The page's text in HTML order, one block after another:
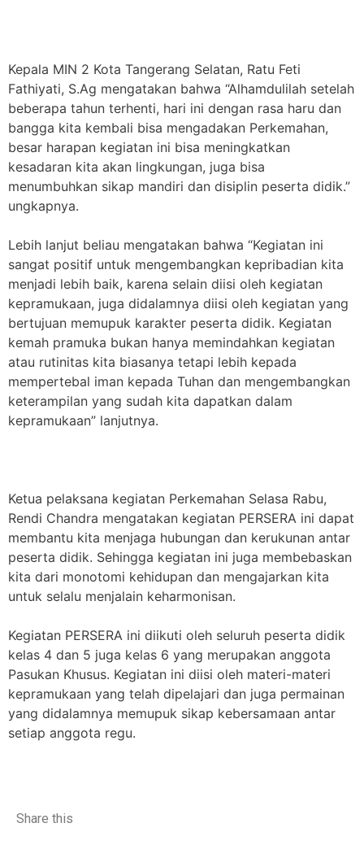
Kepala MIN 2 Kota Tangerang Selatan, Ratu Feti
Fathiyati, S.Ag mengatakan bahwa “Alhamdulilah setelah
beberapa tahun terhenti, hari ini dengan rasa haru dan
bangga kita kembali bisa mengadakan Perkemahan,
besar harapan kegiatan ini bisa meningkatkan
kesadaran kita akan lingkungan, juga bisa
menumbuhkan sikap mandiri dan disiplin peserta didik.”
ungkapnya.
Lebih lanjut beliau mengatakan bahwa “Kegiatan ini
sangat positif untuk mengembangkan kepribadian kita
menjadi lebih baik, karena selain diisi oleh kegiatan
kepramukaan, juga didalamnya diisi oleh kegiatan yang
bertujuan memupuk karakter peserta didik. Kegiatan
kemah pramuka bukan hanya memindahkan kegiatan
atau rutinitas kita biasanya tetapi lebih kepada
mempertebal iman kepada Tuhan dan mengembangkan
keterampilan yang sudah kita dapatkan dalam
kepramukaan” lanjutnya.
Ketua pelaksana kegiatan Perkemahan Selasa Rabu,
Rendi Chandra mengatakan kegiatan PERSERA ini dapat
membantu kita menjaga hubungan dan kerukunan antar
peserta didik. Sehingga kegiatan ini juga membebaskan
kita dari monotomi kehidupan dan mengajarkan kita
untuk selalu menjalain keharmonisan.
Kegiatan PERSERA ini diikuti oleh seluruh peserta didik
kelas 4 dan 5 juga kelas 6 yang merupakan anggota
Pasukan Khusus. Kegiatan ini diisi oleh materi-materi
kepramukaan yang telah dipelajari dan juga permainan
yang didalamnya memupuk sikap kebersamaan antar
setiap anggota regu.
Share this